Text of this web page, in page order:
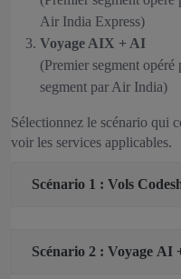
Air India Express)
Voyage AIX + AI
(Premier segment
segment par Air India)
Sélectionnez le scénario qui
voir les services applicables.
Scénario 1 : Vols
Scénario 2 : Voyage AI